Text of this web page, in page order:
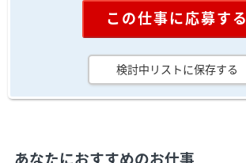
この仕事に応募する
検討中リストに保存する
あなたにおすすめのお仕事